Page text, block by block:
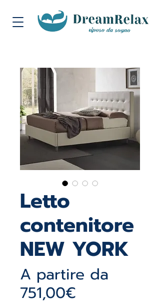
Letto
contenitore
NEW YORK
A partire da
751,00€